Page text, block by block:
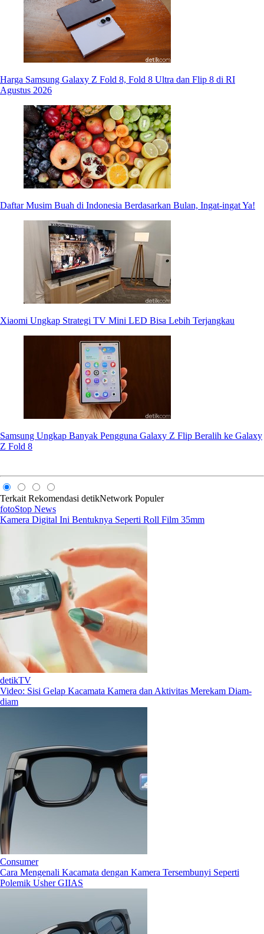
Harga Samsung Galaxy Z Fold 8, Fold 8 Ultra dan Flip 8 di RI
Agustus 2026
Daftar Musim Buah di Indonesia Berdasarkan Bulan, Ingat-ingat Ya!
Xiaomi Ungkap Strategi TV Mini LED Bisa Lebih Terjangkau
Samsung Ungkap Banyak Pengguna Galaxy Z Flip Beralih ke Galaxy
Z Fold 8
Terkait Rekomendasi detikNetwork Populer
fotoStop News
Kamera Digital Ini Bentuknya Seperti Roll Film 35mm
detikTV
Video: Sisi Gelap Kacamata Kamera dan Aktivitas Merekam Diam-
diam
Consumer
Cara Mengenali Kacamata dengan Kamera Tersembunyi Seperti
Polemik Usher GIIAS